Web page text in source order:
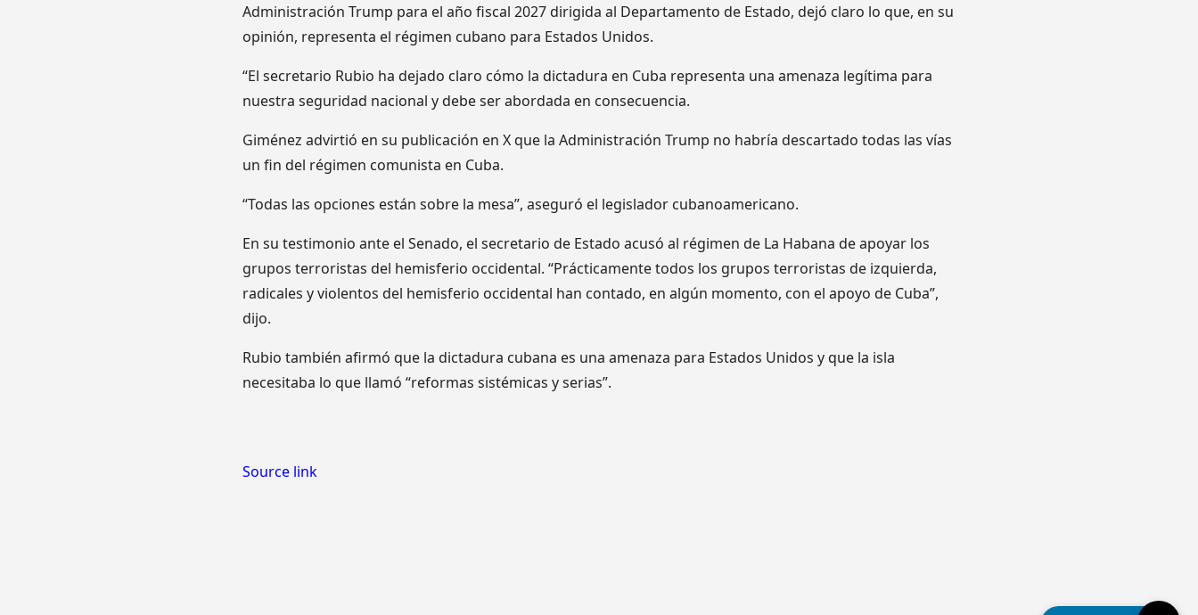
Administración Trump para el año fiscal 2027 dirigida al Departamento de Estado, dejó claro lo que, en su
opinión, representa el régimen cubano para Estados Unidos.
“El secretario Rubio ha dejado claro cómo la dictadura en Cuba representa una amenaza legítima para
nuestra seguridad nacional y debe ser abordada en consecuencia.
Giménez advirtió en su publicación en X que la Administración Trump no habría descartado todas las vías
un fin del régimen comunista en Cuba.
“Todas las opciones están sobre la mesa”, aseguró el legislador cubanoamericano.
En su testimonio ante el Senado, el secretario de Estado acusó al régimen de La Habana de apoyar los
grupos terroristas del hemisferio occidental. “Prácticamente todos los grupos terroristas de izquierda,
radicales y violentos del hemisferio occidental han contado, en algún momento, con el apoyo de Cuba”,
dijo.
Rubio también afirmó que la dictadura cubana es una amenaza para Estados Unidos y que la isla
necesitaba lo que llamó “reformas sistémicas y serias”.
Source link